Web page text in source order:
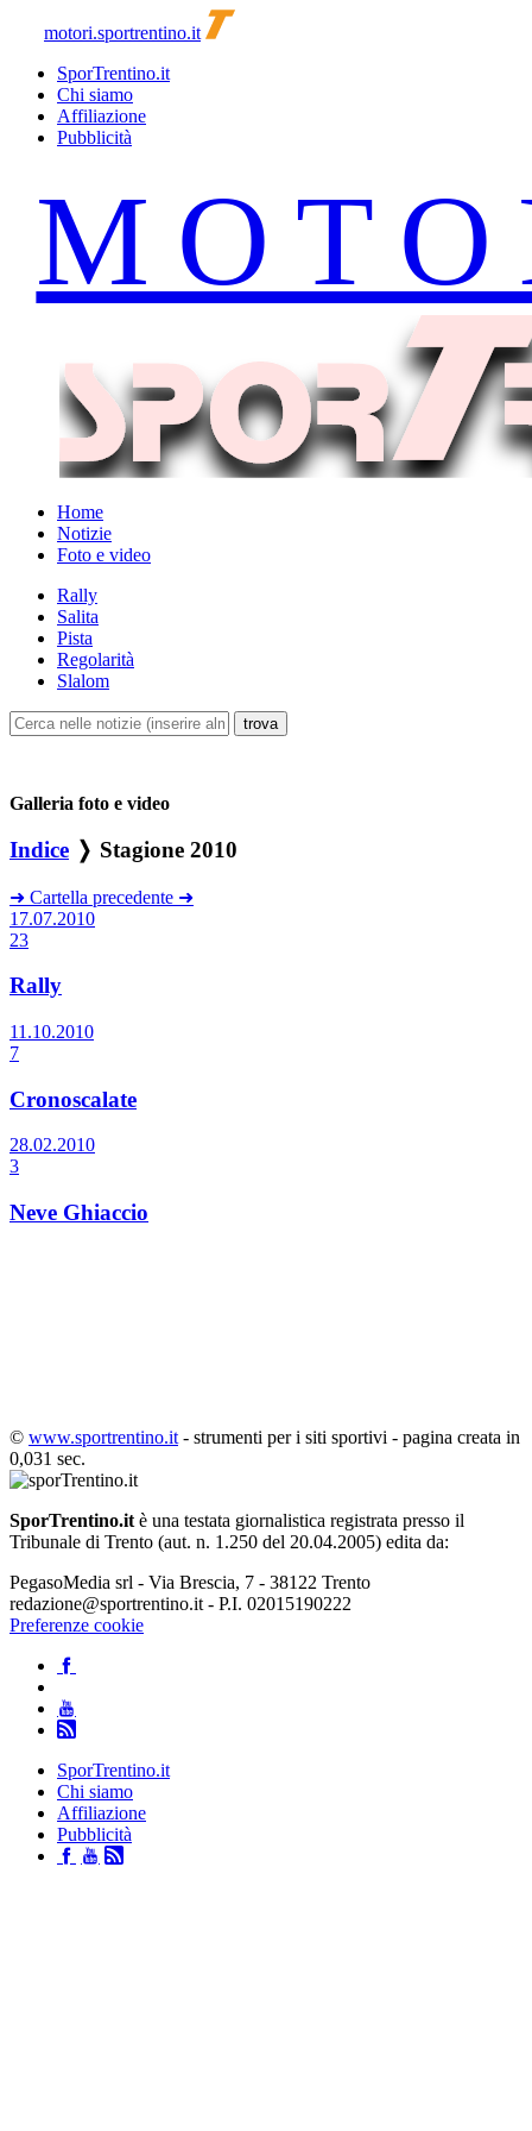
motori.sportrentino.it
SporTrentino.it
Chi siamo
Affiliazione
Pubblicità
Home
Notizie
Foto e video
Rally
Salita
Pista
Regolarità
Slalom
Galleria foto e video
Indice ❭ Stagione 2010
➜ Cartella precedente ➜
17.07.2010
23
Rally
11.10.2010
7
Cronoscalate
28.02.2010
3
Neve Ghiaccio
© www.sportrentino.it - strumenti per i siti sportivi - pagina creata in
0,031 sec.
SporTrentino.it è una testata giornalistica registrata presso il
Tribunale di Trento (aut. n. 1.250 del 20.04.2005) edita da:
PegasoMedia srl - Via Brescia, 7 - 38122 Trento
redazione@sportrentino.it - P.I. 02015190222
Preferenze cookie
SporTrentino.it
Chi siamo
Affiliazione
Pubblicità